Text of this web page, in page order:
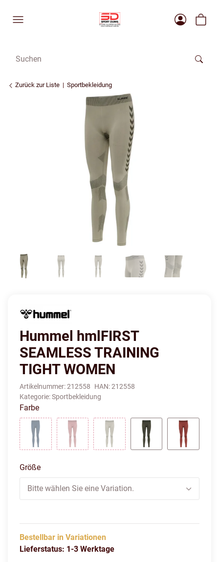
Zurück zur Liste Sportbekleidung
Hummel hmlFIRST
SEAMLESS TRAINING
TIGHT WOMEN
Artikelnummer:212558 HAN:212558
Kategorie:Sportbekleidung
Farbe
Größe
Bitte wählen Sie eine Variation.
Bestellbar in Variationen
Lieferstatus: 1-3 Werktage